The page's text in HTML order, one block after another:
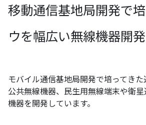
移動通信基地局開発で
ウを幅広い無線機器開
モバイル通信基地局開発で培ってきた
公共無線機器、民生用無線端末や衛
機器を開発しています。